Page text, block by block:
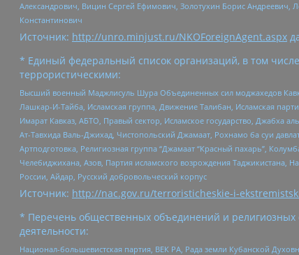
Александрович, Вицин Сергей Ефимович, Золотухин Борис
Константинович
Источник: http://unro.minjust.ru/NKOForeignAgent.aspx
* Единый федеральный список организаций, в том
террористическими:
Высший военный Маджлисуль Шура Объединенных сил моджахедов
Лашкар-И-Тайба, Исламская группа, Движение Талибан, Исламская
Имарат Кавказ, АБТО, Правый сектор, Исламское государство,
Ат-Тавхида Валь-Джихад, Чистопольский Джамаат, Рохнамо ба суи
Артподготовка, Религиозная группа “Джамаат “Красный пахарь”,
Челебиджихана, Азов, Партия исламского возрождения
России, Айдар, Русский добровольческий корпус
Источник: http://nac.gov.ru/terroristicheskie-i-
* Перечень общественных объединений и
деятельности:
Национал-большевистская партия, ВЕК РА, Рада земли Кубанской